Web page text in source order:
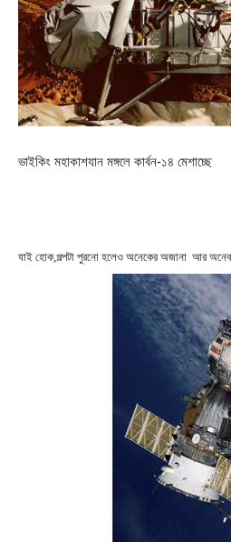
ভাইকিং মহাকাশযান মঙ্গলে কার্বন-১৪ মেশাচ্ছে
যাই হোক,গল্পটা পুরনো হলেও অনেকের অজানা আর অনেক